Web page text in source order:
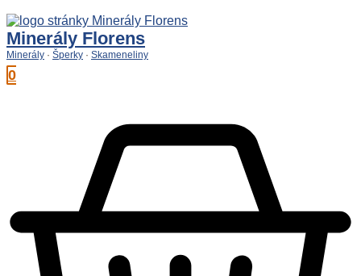
Preskočiť
na
obsah
Minerály Florens
Minerály · Šperky · Skameneliny
0